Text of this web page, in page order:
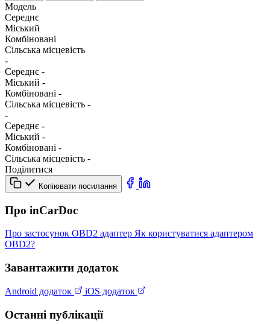
Модель
Середнє
Міський
Комбіновані
Сільська місцевість
-
Середнє -
Міський -
Комбіновані -
Сільська місцевість -
-
Середнє -
Міський -
Комбіновані -
Сільська місцевість -
Поділитися
Копіювати посилання
Про inCarDoc
Про застосунок OBD2 адаптер Як користуватися адаптером
OBD2?
Завантажити додаток
Android додаток iOS додаток
Останні публікації